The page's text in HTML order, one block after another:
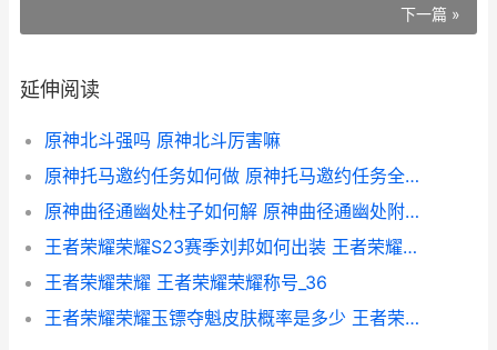
下一篇 »
延伸阅读
原神北斗强吗 原神北斗厉害嘛
原神托马邀约任务如何做 原神托马邀约任务全结局流程图
原神曲径通幽处柱子如何解 原神曲径通幽处附近的宝箱怎么开
王者荣耀荣耀S23赛季刘邦如何出装 王者荣耀荣耀称号
王者荣耀荣耀 王者荣耀荣耀称号_36
王者荣耀荣耀玉镖夺魁皮肤概率是多少 王者荣耀 玉佩